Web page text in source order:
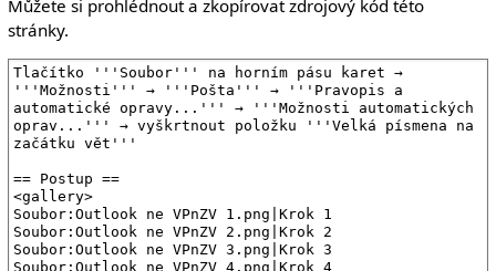
Můžete si prohlédnout a zkopírovat zdrojový kód této
stránky.